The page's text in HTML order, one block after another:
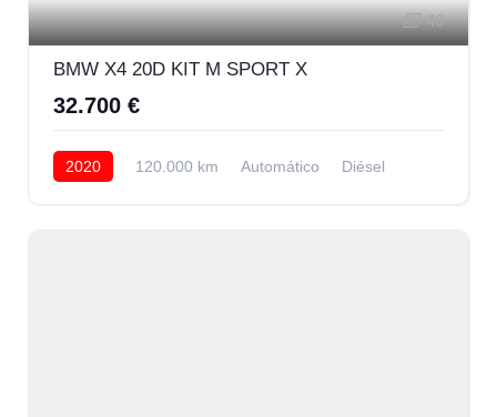
40
BMW X4 20D KIT M SPORT X
32.700 €
2020 120.000 km Automático
Diésel